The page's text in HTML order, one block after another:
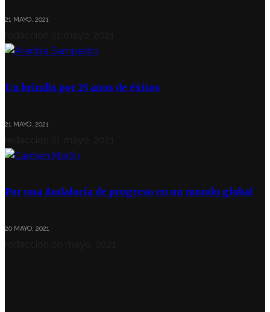
21 MAYO, 2021
Un brindis por 25 años de éxitos
21 MAYO, 2021
Por una Andalucía de progreso en un mundo global
20 MAYO, 2021